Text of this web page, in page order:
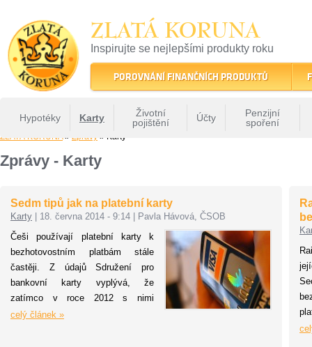
ZLATÁ KORUNA
Inspirujte se nejlepšími produkty roku
22 let tradice a kvality na finančním trhu
POROVNÁNÍ FINANČNÍCH PRODUKTŮ
Hypotéky Karty
Životní
pojištění
Účty
Penzijní
spoření
ZLATÁ KORUNA» Zprávy » Karty
Zprávy - Karty
Sedm tipů jak na platební karty
Karty 18. června 2014 - 9:14
Pavla Hávová, ČSOB
Češi používají platební karty k
bezhotovostním platbám stále
častěji. Z údajů Sdružení pro
bankovní karty vyplývá, že
zatímco v roce 2012 s nimi
uskutečnili 308 miliónů transakcí,
celý článek »